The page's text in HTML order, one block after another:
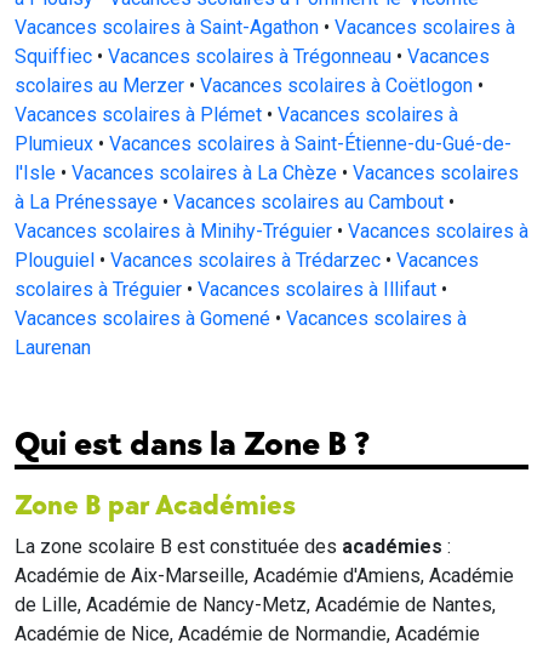
Vacances scolaires à Saint-Agathon • Vacances scolaires à
Squiffiec • Vacances scolaires à Trégonneau • Vacances
scolaires au Merzer • Vacances scolaires à Coëtlogon •
Vacances scolaires à Plémet • Vacances scolaires à
Plumieux • Vacances scolaires à Saint-Étienne-du-Gué-de-
l'Isle • Vacances scolaires à La Chèze • Vacances scolaires
à La Prénessaye • Vacances scolaires au Cambout •
Vacances scolaires à Minihy-Tréguier • Vacances scolaires à
Plouguiel • Vacances scolaires à Trédarzec • Vacances
scolaires à Tréguier • Vacances scolaires à Illifaut •
Vacances scolaires à Gomené • Vacances scolaires à
Laurenan
Qui est dans la Zone B ?
Zone B par Académies
La zone scolaire B est constituée des académies :
Académie de Aix-Marseille, Académie d'Amiens, Académie
de Lille, Académie de Nancy-Metz, Académie de Nantes,
Académie de Nice, Académie de Normandie, Académie